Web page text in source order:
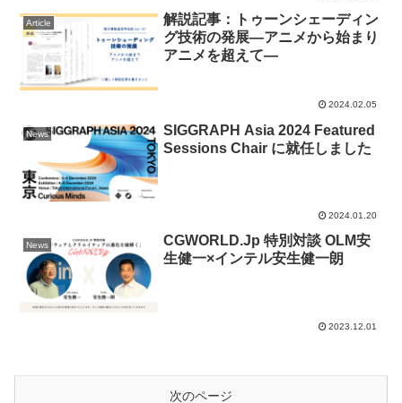
Article
解説記事：トゥーンシェーディン
グ技術の発展―アニメから始まり
アニメを超えて―
2024.02.05
News
SIGGRAPH Asia 2024 Featured
Sessions Chair に就任しました
2024.01.20
News
CGWORLD.Jp 特別対談 OLM安
生健一×インテル安生健一朗
2023.12.01
次のページ